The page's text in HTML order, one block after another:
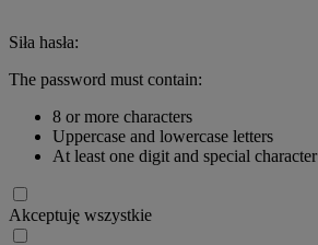
Siła hasła:
The password must contain:
8 or more characters
Uppercase and lowercase letters
At least one digit and special character
Akceptuję wszystkie